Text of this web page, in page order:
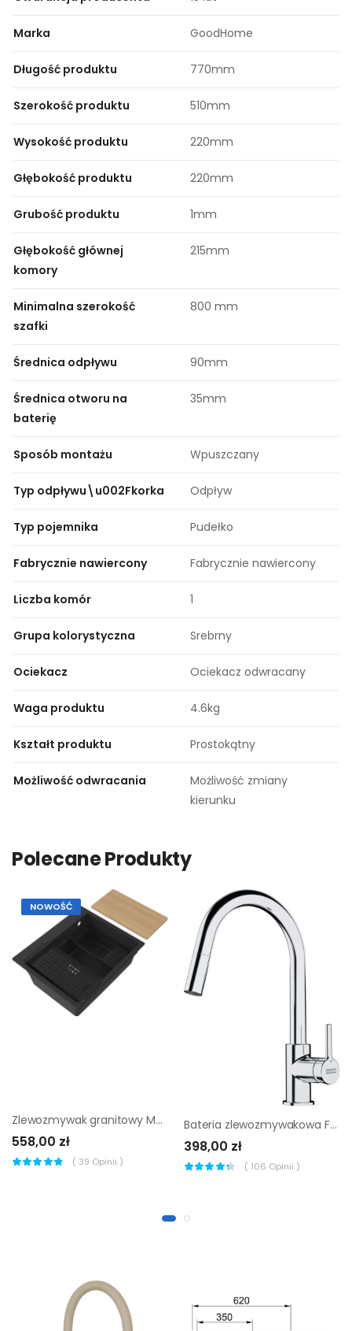
Marka GoodHome
Długość produktu 770mm
Szerokość produktu 510mm
Wysokość produktu 220mm
Głębokość produktu 220mm
Grubość produktu 1mm
Głębokość głównej
komory
215mm
Minimalna szerokość
szafki
800 mm
Średnica odpływu 90mm
Średnica otworu na
baterię
35mm
Sposób montażu Wpuszczany
Typ odpływu\u002Fkorka Odpływ
Typ pojemnika Pudełko
Fabrycznie nawiercony Fabrycznie nawiercony
Liczba komór 1
Grupa kolorystyczna Srebrny
Ociekacz Ociekacz odwracany
Waga produktu 4.6kg
Kształt produktu Prostokątny
Możliwość odwracania
Możliwość zmiany
kierunku
Polecane Produkty
NOWOŚĆ
Zlewozmywak granitowy Massimo 1-komorowy bez odpływu czarny metalik + akcesoria
558,00 zł
( 39 Opinii )
Bateria zlewozmywakowa Franke Lina Pull-Out chrom
398,00 zł
( 106 Opinii )